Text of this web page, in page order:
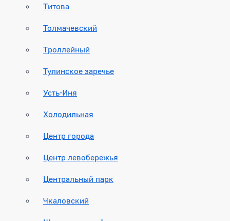
Титова
Толмачевский
Троллейный
Тулинское заречье
Усть-Иня
Холодильная
Центр города
Центр левобережья
Центральный парк
Чкаловский